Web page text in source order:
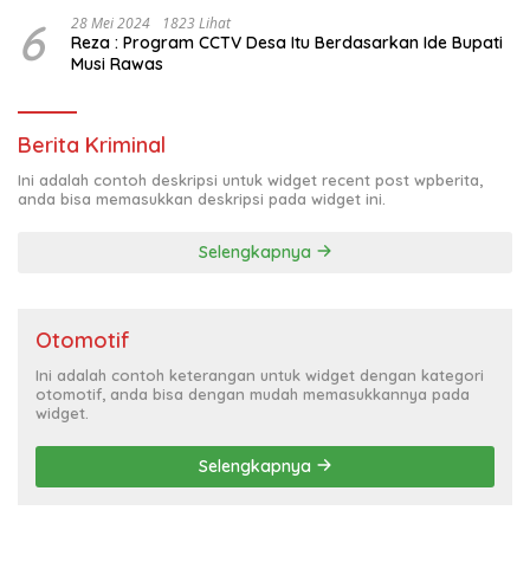
6 28 Mei 2024 1823 Lihat
Reza : Program CCTV Desa Itu Berdasarkan Ide Bupati
Musi Rawas
Berita Kriminal
Ini adalah contoh deskripsi untuk widget recent post wpberita,
anda bisa memasukkan deskripsi pada widget ini.
Selengkapnya
Otomotif
Ini adalah contoh keterangan untuk widget dengan kategori
otomotif, anda bisa dengan mudah memasukkannya pada
widget.
Selengkapnya